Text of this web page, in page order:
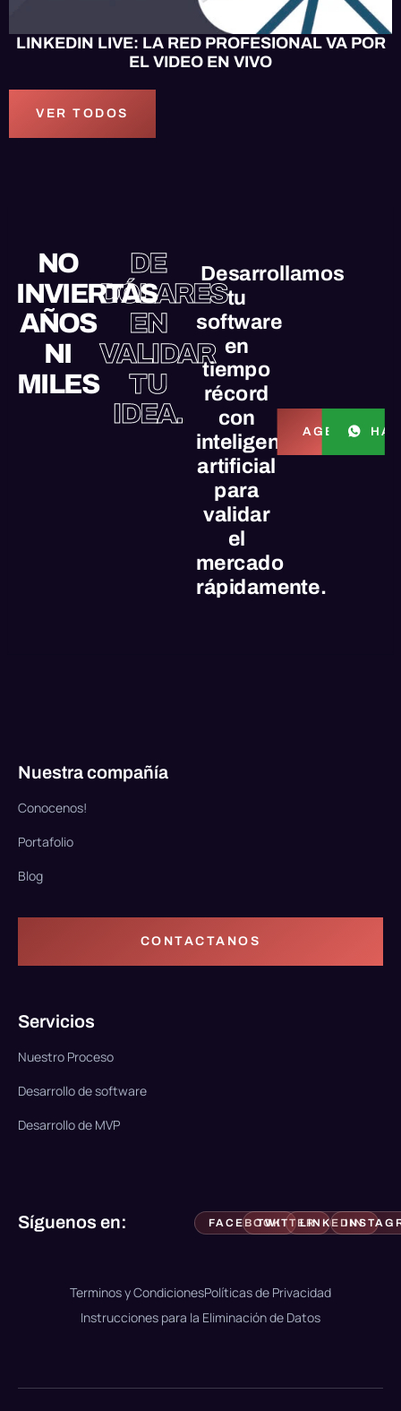
LINKEDIN LIVE: LA RED PROFESIONAL VA POR
EL VIDEO EN VIVO
VER TODOS
NO
INVIERTAS
AÑOS
NI
MILES
DE
DÓLARES
EN
VALIDAR
TU
IDEA.
Desarrollamos
tu
software
en
tiempo
récord
con
inteligencia
artificial
para
validar
el
mercado
rápidamente.
AGENDAR
Nuestra compañía
Conocenos!
Portafolio
Blog
CONTACTANOS
Servicios
Nuestro Proceso
Desarrollo de software
Desarrollo de MVP
Síguenos en: FACEBOOKTWITTERLINKEDIN
Terminos y CondicionesPolíticas de Privacidad
Instrucciones para la Eliminación de Datos